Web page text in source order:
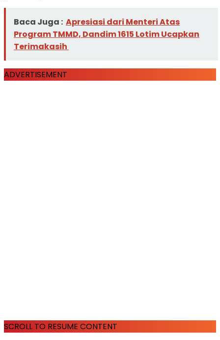
Baca Juga : Apresiasi dari Menteri Atas
Program TMMD, Dandim 1615 Lotim Ucapkan
Terimakasih
ADVERTISEMENT
SCROLL TO RESUME CONTENT